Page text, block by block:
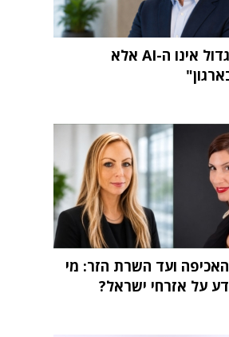
"האתגר הגדול אינו ה-AI אלא
ועד השרת הזר: מי
על אזרחי ישראל?